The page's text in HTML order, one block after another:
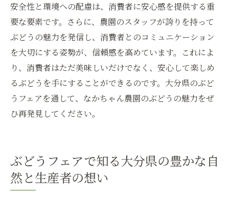
安全性と環境への配慮は、消費者に安心感を提供する重
要な要素です。さらに、農園のスタッフが誇りを持って
ぶどうの魅力を発信し、消費者とのコミュニケーション
を大切にする姿勢が、信頼感を高めています。これによ
り、消費者はただ美味しいだけでなく、安心して楽しめ
るぶどうを手にすることができるのです。大分県のぶど
うフェアを通して、なかちゃん農園のぶどうの魅力をぜ
ひ再発見してください。
ぶどうフェアで知る大分県の豊かな自
然と生産者の想い